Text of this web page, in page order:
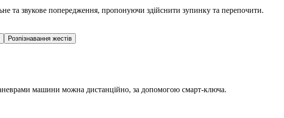
та звукове попередження, пропонуючи здійснити зупинку та перепочити.
Розпізнавання жестів
машини можна дистанційно, за допомогою смарт-ключа.